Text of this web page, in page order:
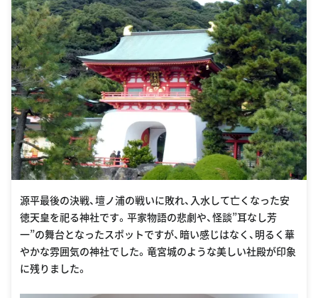
源平最後の決戦、壇ノ浦の戦いに敗れ、入水して亡くなった安
徳天皇を祀る神社です。平家物語の悲劇や、怪談”耳なし芳
一”の舞台となったスポットですが、暗い感じはなく、明るく華
やかな雰囲気の神社でした。竜宮城のような美しい社殿が印象
に残りました。